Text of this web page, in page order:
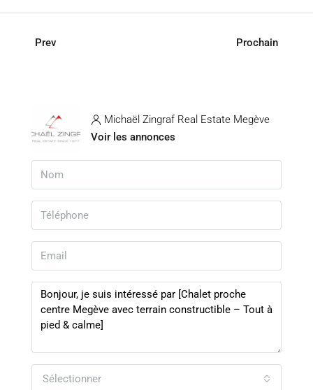
Prev Prochain
Michaël Zingraf Real Estate Megève
Voir les annonces
Sélectionner